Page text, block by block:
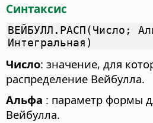
Синтаксис
ВЕЙБУЛЛ.РАСП(Число;
Интегральная)
Число: значение, для
распределение Вейбулла.
Альфа : параметр формы
Вейбулла.